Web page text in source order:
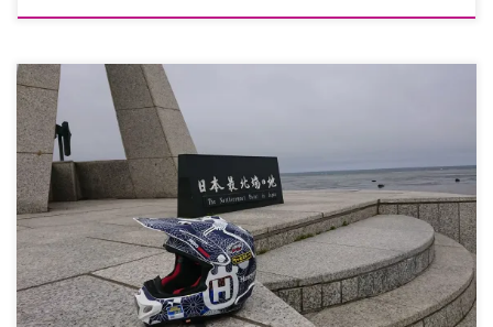
モトクルセイダーでは、「日本のライダーが世界で活躍して欲しい」、「日本
のバイク業界が繁栄して欲しい」 […]